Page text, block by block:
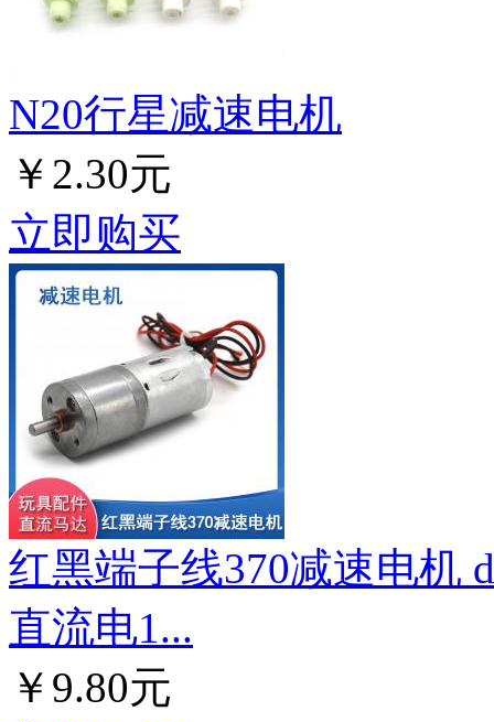
N20行星减速电机
￥2.30元
立即购买
红黑端子线370减速电机
直流电1...
￥9.80元